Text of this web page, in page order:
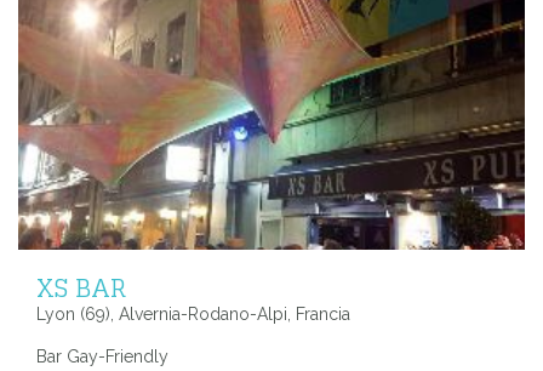
XS BAR
Lyon (69), Alvernia-Rodano-Alpi, Francia
Bar Gay-Friendly